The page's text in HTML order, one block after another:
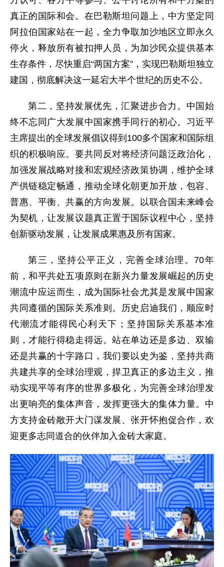
真正的国际和会。在巴勒斯坦问题上，中方坚定同
阿拉伯国家站在一起，全力争取加沙地区立即永久
停火，释放所有被扣押人员，为加沙民众提供基本
生存条件，尽快重启“两国方案”，实现巴勒斯坦独立
建国，彻底解决这一延宕大半个世纪的历史不公。
第二，坚持发展优先，汇聚进步合力。中国始
终不忘同广大发展中国家携手同行的初心。习近平
主席提出的全球发展倡议得到100多个国家和国际组
织的积极响应。要共同反对将经济问题泛政治化，
加强发展战略对接和宏观经济政策协调，维护全球
产供链稳定畅通，推动全球化朝更加开放，包容、
普惠、平衡、共赢的方向发展。以联合国未来峰会
为契机，让发展议题真正置于国际议程中心，坚持
创新驱动发展，让发展成果惠及所有国家。
第三，坚持公平正义，完善全球治理。70年
前，和平共处五项原则在新兴力量发展崛起的历史
潮流中应运而生，成为国际社会尤其是发展中国家
共同遵循的国际关系准则。历史启迪我们，顺应时
代潮流才能得民心利天下；坚持国际关系基本准
则，才能行得稳走得远。站在单边还是多边、双输
还是共赢的十字路口，我们要以史为鉴，坚持共商
共建共享的全球治理观，捍卫真正的多边主义，推
动实现平等有序的世界多极化，为完善全球治理发
出更响亮的集体声音，发挥更强大的集体力量。中
方支持金砖敞开大门谋发展、张开怀抱促合作，欢
迎更多志同道合的伙伴加入金砖大家庭。